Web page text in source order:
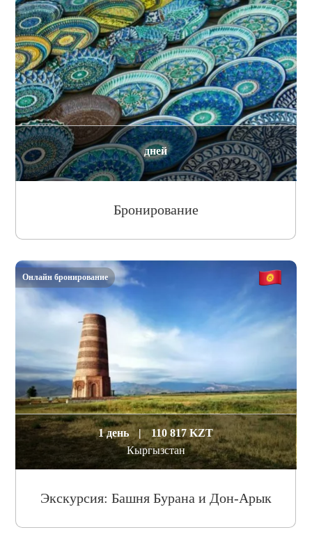
дней
Бронирование
1 день |
110 817 KZT
Кыргызстан
Экскурсия: Башня Бурана и Дон-Арык
Онлайн бронирование